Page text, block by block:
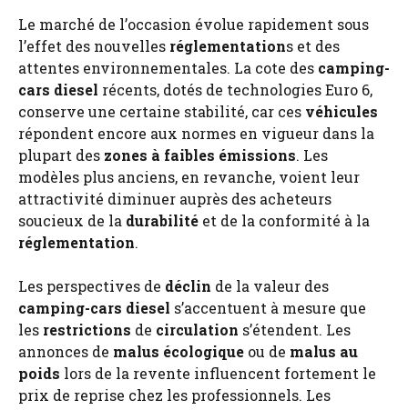
Le marché de l’occasion évolue rapidement sous
l’effet des nouvelles réglementations et des
attentes environnementales. La cote des camping-
cars diesel récents, dotés de technologies Euro 6,
conserve une certaine stabilité, car ces véhicules
répondent encore aux normes en vigueur dans la
plupart des zones à faibles émissions. Les
modèles plus anciens, en revanche, voient leur
attractivité diminuer auprès des acheteurs
soucieux de la durabilité et de la conformité à la
réglementation.
Les perspectives de déclin de la valeur des
camping-cars diesel s’accentuent à mesure que
les restrictions de circulation s’étendent. Les
annonces de malus écologique ou de malus au
poids lors de la revente influencent fortement le
prix de reprise chez les professionnels. Les